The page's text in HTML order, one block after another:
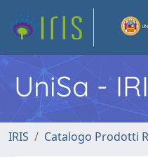
UniSa -
IRIS Catalogo Prodotti